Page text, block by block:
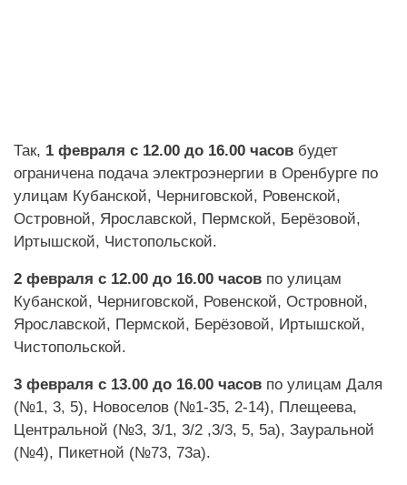
Так, 1 февраля с 12.00 до 16.00 часов будет
ограничена подача электроэнергии в Оренбурге по
улицам Кубанской, Черниговской, Ровенской,
Островной, Ярославской, Пермской, Берёзовой,
Иртышской, Чистопольской.
2 февраля с 12.00 до 16.00 часов по улицам
Кубанской, Черниговской, Ровенской, Островной,
Ярославской, Пермской, Берёзовой, Иртышской,
Чистопольской.
3 февраля с 13.00 до 16.00 часов по улицам Даля
(№1, 3, 5), Новоселов (№1-35, 2-14), Плещеева,
Центральной (№3, 3/1, 3/2 ,3/3, 5, 5а), Зауральной
(№4), Пикетной (№73, 73а).